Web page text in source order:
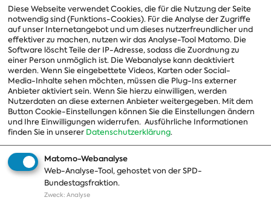
Vorsitzender
Vorstand
Arbeitsgruppen
Ausschussvorsitzende
Beauftragte
Landesgruppen
Organisation
Themen Presse
Diese Webseite verwendet Cookies, die für die Nutzung der Seite
notwendig sind (Funktions-Cookies). Für die Analyse der Zugriffe
auf unser Internetangebot und um dieses nutzerfreundlicher und
effektiver zu machen, nutzen wir das Analyse-Tool Matomo. Die
Software löscht Teile der IP-Adresse, sodass die Zuordnung zu
einer Person unmöglich ist. Die Webanalyse kann deaktiviert
werden. Wenn Sie eingebettete Videos, Karten oder Social-
Media-Inhalte sehen möchten, müssen die Plug-Ins externer
Anbieter aktiviert sein. Wenn Sie hierzu einwilligen, werden
Nutzerdaten an diese externen Anbieter weitergegeben. Mit dem
Button Cookie-Einstellungen können Sie die Einstellungen ändern
und Ihre Einwilligungen widerrufen. Ausführliche Informationen
finden Sie in unserer Datenschutzerklärung.
Matomo-Webanalyse
Web-Analyse-Tool, gehostet von der SPD-
Bundestagsfraktion.
Zweck: Analyse